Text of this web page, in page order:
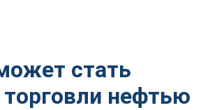
стать
нефтью